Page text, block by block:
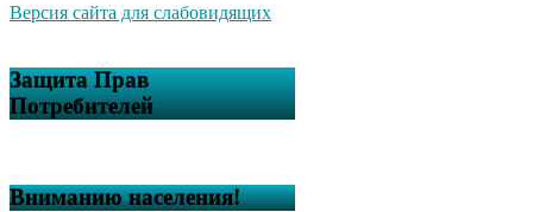
Версия сайта для слабовидящих
Защита Прав
Потребителей
Вниманию населения!